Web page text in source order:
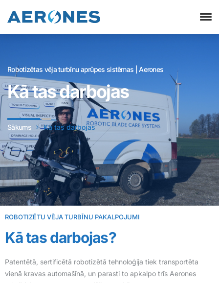
Robotizētas vēja turbīnu aprūpes sistēmas | Aerones
Kā tas darbojas
Sākums Kā tas darbojas
ROBOTIZĒTU VĒJA TURBĪNU PAKALPOJUMI
Kā tas darbojas?
Patentētā, sertificētā robotizētā tehnoloģija tiek transportēta
vienā kravas automašīnā, un parasti to apkalpo trīs Aerones